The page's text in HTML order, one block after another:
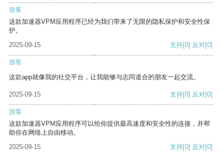
游客
这款加速器VPM应用程序已经为我们带来了无限的隐私保护和安全性保
护。
2025-09-15
支持[0] 反对[0]
游客
这款app就像我的社交平台，让我能够与志同道合的朋友一起交流。
2025-09-15 支持[0] 反对[0]
游客
这款加速器VPM应用程序可以给你提供最高速度和安全性的连接，并帮
助你在网络上自由移动。
2025-09-15
支持[0] 反对[0]